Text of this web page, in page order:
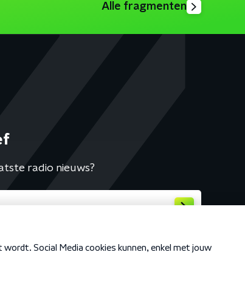
Alle fragmenten
radio nieuws?